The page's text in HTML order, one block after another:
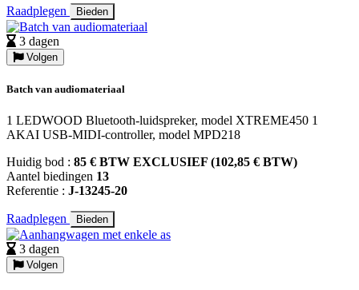
Raadplegen Bieden
3 dagen
Volgen
Batch van audiomateriaal
1 LEDWOOD Bluetooth-luidspreker, model XTREME450 1
AKAI USB-MIDI-controller, model MPD218
Huidig bod : 85 € BTW EXCLUSIEF (102,85 € BTW)
Aantel biedingen 13
Referentie : J-13245-20
Raadplegen Bieden
3 dagen
Volgen